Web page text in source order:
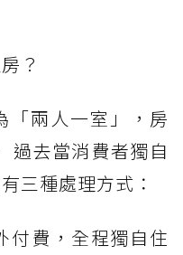
？
「兩人一室」，房
過去當消費者獨自
三種處理方式：
付費，全程獨自住